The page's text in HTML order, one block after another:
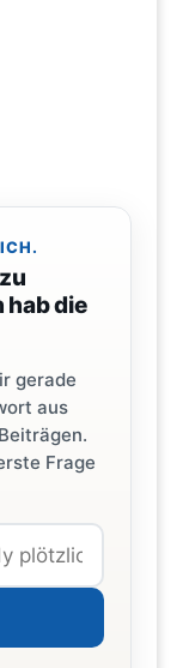
hab die
gerade
aus
Frage